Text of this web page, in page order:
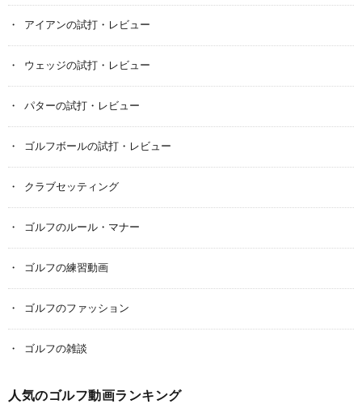
アイアンの試打・レビュー
ウェッジの試打・レビュー
パターの試打・レビュー
ゴルフボールの試打・レビュー
クラブセッティング
ゴルフのルール・マナー
ゴルフの練習動画
ゴルフのファッション
ゴルフの雑談
人気のゴルフ動画ランキング